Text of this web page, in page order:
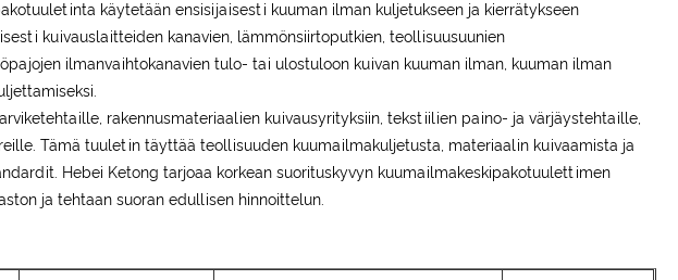
käytetään ensisijaisesti kuuman ilman kuljetukseen ja kierrätykseen
kuivauslaitteiden kanavien, lämmönsiirtoputkien, teollisuusuunien
ilmanvaihtokanavien tulo- tai ulostuloon kuivan kuuman ilman, kuuman ilman
rakennusmateriaalien kuivausyrityksiin, tekstiilien paino- ja värjäystehtaille,
Tämä tuuletin täyttää teollisuuden kuumailmakuljetusta, materiaalin kuivaamista ja
Hebei Ketong tarjoaa korkean suorituskyvyn kuumailmakeskipakotuulettimen
ja tehtaan suoran edullisen hinnoittelun.